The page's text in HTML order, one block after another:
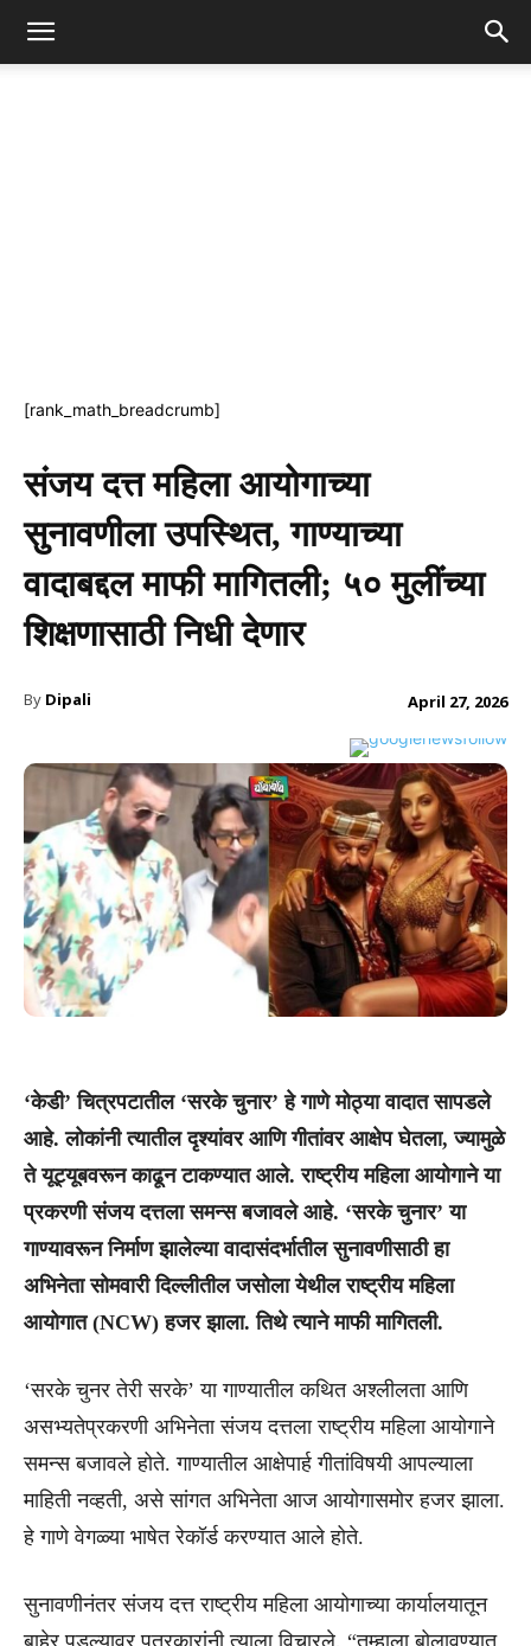
[rank_math_breadcrumb]
संजय दत्त महिला आयोगाच्या
सुनावणीला उपस्थित, गाण्याच्या
वादाबद्दल माफी मागितली; ५० मुलींच्या
शिक्षणासाठी निधी देणार
By Dipali April 27, 2026
‘केडी’ चित्रपटातील ‘सरके चुनार’ हे गाणे मोठ्या वादात सापडले
आहे. लोकांनी त्यातील दृश्यांवर आणि गीतांवर आक्षेप घेतला, ज्यामुळे
ते यूट्यूबवरून काढून टाकण्यात आले. राष्ट्रीय महिला आयोगाने या
प्रकरणी संजय दत्तला समन्स बजावले आहे. ‘सरके चुनार’ या
गाण्यावरून निर्माण झालेल्या वादासंदर्भातील सुनावणीसाठी हा
अभिनेता सोमवारी दिल्लीतील जसोला येथील राष्ट्रीय महिला
आयोगात (NCW) हजर झाला. तिथे त्याने माफी मागितली.
‘सरके चुनर तेरी सरके’ या गाण्यातील कथित अश्लीलता आणि
असभ्यतेप्रकरणी अभिनेता संजय दत्तला राष्ट्रीय महिला आयोगाने
समन्स बजावले होते. गाण्यातील आक्षेपार्ह गीतांविषयी आपल्याला
माहिती नव्हती, असे सांगत अभिनेता आज आयोगासमोर हजर झाला.
हे गाणे वेगळ्या भाषेत रेकॉर्ड करण्यात आले होते.
सुनावणीनंतर संजय दत्त राष्ट्रीय महिला आयोगाच्या कार्यालयातून
बाहेर पडल्यावर पत्रकारांनी त्याला विचारले, “तुम्हाला बोलावण्यात